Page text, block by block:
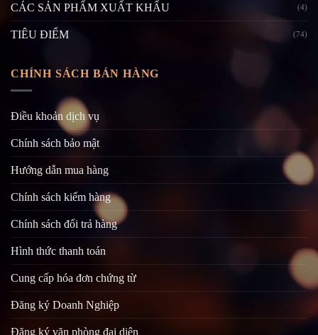
CÁC SẢN PHẨM XUẤT KHẨU (4)
TIÊU ĐIỂM (74)
CHÍNH SÁCH BÁN HÀNG
Điều khoản dịch vụ
Chính sách bảo mật
Hướng dẫn mua hàng
Chính sách kiểm hàng
Chính sách đổi trả hàng
Hình thức thanh toán
Cung cấp hóa đơn chứng từ
Đăng ký Doanh Nghiệp
Đăng ký văn phòng đại diện